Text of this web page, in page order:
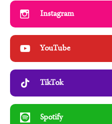
Instagram
YouTube
TikTok
Spotify